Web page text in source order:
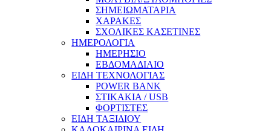
ΣΗΜΕΙΩΜΑΤΑΡΙΑ
ΧΑΡΑΚΕΣ
ΣΧΟΛΙΚΕΣ ΚΑΣΕΤΙΝΕΣ
ΗΜΕΡΟΛΟΓΙΑ
ΗΜΕΡΗΣΙΟ
ΕΒΔΟΜΑΔΙΑΙΟ
ΕΙΔΗ ΤΕΧΝΟΛΟΓΙΑΣ
POWER BANK
ΣΤΙΚΑΚΙΑ / USB
ΦΟΡΤΙΣΤΕΣ
ΕΙΔΗ ΤΑΞΙΔΙΟΥ